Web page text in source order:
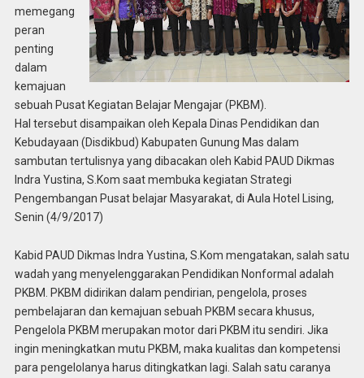
memegang
peran
penting
dalam
kemajuan
sebuah Pusat Kegiatan Belajar Mengajar (PKBM).
Hal tersebut disampaikan oleh Kepala Dinas Pendidikan dan
Kebudayaan (Disdikbud) Kabupaten Gunung Mas dalam
sambutan tertulisnya yang dibacakan oleh Kabid PAUD Dikmas
Indra Yustina, S.Kom saat membuka kegiatan Strategi
Pengembangan Pusat belajar Masyarakat, di Aula Hotel Lising,
Senin (4/9/2017)
Kabid PAUD Dikmas Indra Yustina, S.Kom mengatakan, salah satu
wadah yang menyelenggarakan Pendidikan Nonformal adalah
PKBM. PKBM didirikan dalam pendirian, pengelola, proses
pembelajaran dan kemajuan sebuah PKBM secara khusus,
Pengelola PKBM merupakan motor dari PKBM itu sendiri. Jika
ingin meningkatkan mutu PKBM, maka kualitas dan kompetensi
para pengelolanya harus ditingkatkan lagi. Salah satu caranya